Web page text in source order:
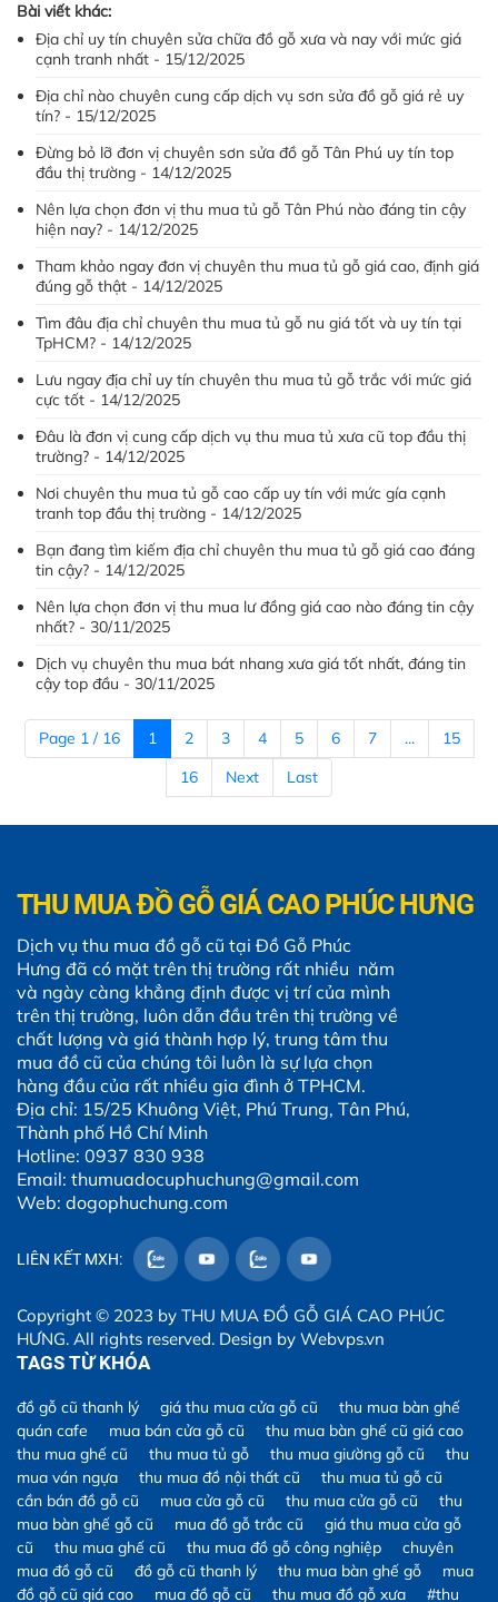
Bài viết khác:
Địa chỉ uy tín chuyên sửa chữa đồ gỗ xưa và nay với mức giá
cạnh tranh nhất - 15/12/2025
Địa chỉ nào chuyên cung cấp dịch vụ sơn sửa đồ gỗ giá rẻ uy
tín? - 15/12/2025
Đừng bỏ lỡ đơn vị chuyên sơn sửa đồ gỗ Tân Phú uy tín top
đầu thị trường - 14/12/2025
Nên lựa chọn đơn vị thu mua tủ gỗ Tân Phú nào đáng tin cậy
hiện nay? - 14/12/2025
Tham khảo ngay đơn vị chuyên thu mua tủ gỗ giá cao, định giá
đúng gỗ thật - 14/12/2025
Tìm đâu địa chỉ chuyên thu mua tủ gỗ nu giá tốt và uy tín tại
TpHCM? - 14/12/2025
Lưu ngay địa chỉ uy tín chuyên thu mua tủ gỗ trắc với mức giá
cực tốt - 14/12/2025
Đâu là đơn vị cung cấp dịch vụ thu mua tủ xưa cũ top đầu thị
trường? - 14/12/2025
Nơi chuyên thu mua tủ gỗ cao cấp uy tín với mức gía cạnh
tranh top đầu thị trường - 14/12/2025
Bạn đang tìm kiếm địa chỉ chuyên thu mua tủ gỗ giá cao đáng
tin cậy? - 14/12/2025
Nên lựa chọn đơn vị thu mua lư đồng giá cao nào đáng tin cậy
nhất? - 30/11/2025
Dịch vụ chuyên thu mua bát nhang xưa giá tốt nhất, đáng tin
cậy top đầu - 30/11/2025
Page 1 / 16 1 2 3 4 5 6 7 ...
15
16
Next Last
THU MUA ĐỒ GỖ GIÁ CAO PHÚC HƯNG
Dịch vụ thu mua đồ gỗ cũ tại Đồ Gỗ Phúc
Hưng đã có mặt trên thị trường rất nhiều năm
và ngày càng khẳng định được vị trí của mình
trên thị trường, luôn dẫn đầu trên thị trường về
chất lượng và giá thành hợp lý, trung tâm thu
mua đồ cũ của chúng tôi luôn là sự lựa chọn
hàng đầu của rất nhiều gia đình ở TPHCM.
Địa chỉ: 15/25 Khuông Việt, Phú Trung, Tân Phú,
Thành phố Hồ Chí Minh
Hotline: 0937 830 938
Email: thumuadocuphuchung@gmail.com
Web: dogophuchung.com
LIÊN KẾT MXH:
Copyright © 2023 by THU MUA ĐỒ GỖ GIÁ CAO PHÚC
HƯNG. All rights reserved. Design by Webvps.vn
TAGS TỪ KHÓA
đồ gỗ cũ thanh lý giá thu mua cửa gỗ cũ
thu mua bàn ghế
quán cafe
mua bán cửa gỗ cũ
thu mua bàn ghế cũ giá cao
thu mua ghế cũ
thu mua tủ gỗ thu mua giường gỗ cũ
thu
mua ván ngựa
thu mua đồ nội thất cũ
thu mua tủ gỗ cũ
cần bán đồ gỗ cũ
mua cửa gỗ cũ thu mua cửa gỗ cũ
thu
mua bàn ghế gỗ cũ
mua đồ gỗ trắc cũ
giá thu mua cửa gỗ
cũ
thu mua ghế cũ thu mua đồ gỗ công nghiệp
chuyên
mua đồ gỗ cũ
đồ gỗ cũ thanh lý thu mua bàn ghế gỗ
mua
đồ gỗ cũ giá cao
mua đồ gỗ cũ thu mua đồ gỗ xưa #thu